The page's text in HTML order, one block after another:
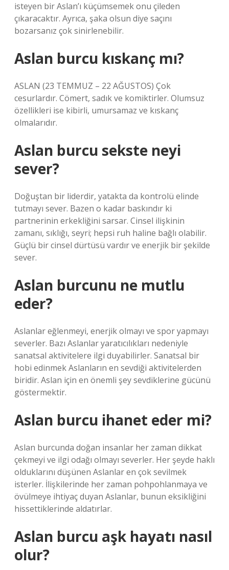
isteyen bir Aslan’ı küçümsemek onu çileden
çıkaracaktır. Ayrıca, şaka olsun diye saçını
bozarsanız çok sinirlenebilir.
Aslan burcu kıskanç mı?
ASLAN (23 TEMMUZ – 22 AĞUSTOS) Çok
cesurlardır. Cömert, sadık ve komiktirler. Olumsuz
özellikleri ise kibirli, umursamaz ve kıskanç
olmalarıdır.
Aslan burcu sekste neyi
sever?
Doğuştan bir liderdir, yatakta da kontrolü elinde
tutmayı sever. Bazen o kadar baskındır ki
partnerinin erkekliğini sarsar. Cinsel ilişkinin
zamanı, sıklığı, seyri; hepsi ruh haline bağlı olabilir.
Güçlü bir cinsel dürtüsü vardır ve enerjik bir şekilde
sever.
Aslan burcunu ne mutlu
eder?
Aslanlar eğlenmeyi, enerjik olmayı ve spor yapmayı
severler. Bazı Aslanlar yaratıcılıkları nedeniyle
sanatsal aktivitelere ilgi duyabilirler. Sanatsal bir
hobi edinmek Aslanların en sevdiği aktivitelerden
biridir. Aslan için en önemli şey sevdiklerine gücünü
göstermektir.
Aslan burcu ihanet eder mi?
Aslan burcunda doğan insanlar her zaman dikkat
çekmeyi ve ilgi odağı olmayı severler. Her şeyde haklı
olduklarını düşünen Aslanlar en çok sevilmek
isterler. İlişkilerinde her zaman pohpohlanmaya ve
övülmeye ihtiyaç duyan Aslanlar, bunun eksikliğini
hissettiklerinde aldatırlar.
Aslan burcu aşk hayatı nasıl
olur?